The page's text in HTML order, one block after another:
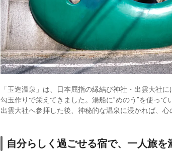
「玉造温泉」は、日本屈指の縁結び神社・出雲大社
勾玉作りで栄えてきました。湯船に”めのう”を使っ
出雲大社へ参拝した後、神秘的な温泉に浸かれば、心
自分らしく過ごせる宿で、一人旅を